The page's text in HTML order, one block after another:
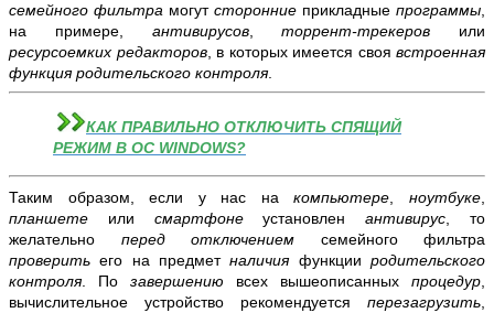
семейного фильтра могут сторонние прикладные программы,
на примере, антивирусов,торрент-трекеров или
ресурсоемких редакторов, в которых имеется своя встроенная
функция родительского контроля.
КАК ПРАВИЛЬНО ОТКЛЮЧИТЬ СПЯЩИЙ
РЕЖИМ В ОС WINDOWS?
Таким образом, если у нас накомпьютере,ноутбуке,
планшете или смартфонеустановленантивирус, то
желательно перед отключением семейного фильтра
проверитьего на предметналичия функцииродительского
контроля. По завершению всех вышеописанных процедур,
вычислительное устройство рекомендуется перезагрузить,